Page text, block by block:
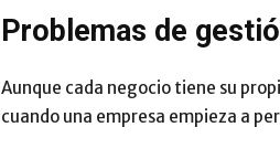
Problemas de
Aunque cada negocio tiene su
cuando una empresa empieza a